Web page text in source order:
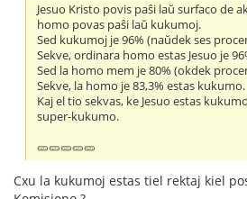
Jesuo Kristo povis paŝi laŭ surfaco de
homo povas paŝi laŭ kukumoj.
Sed kukumoj je 96% (naŭdek ses
Sekve, ordinara homo estas Jesuo je
Sed la homo mem je 80% (okdek
Sekve, la homo je 83,3% estas kukumo.
Kaj el tio sekvas, ke Jesuo estas
super-kukumo.
🥒🥒🥒🥒🥒
Cxu la kukumoj estas tiel rektaj kiel